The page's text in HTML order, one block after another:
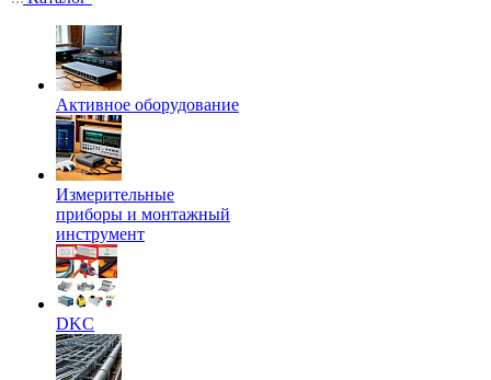
Активное оборудование
Измерительные
приборы и монтажный
инструмент
DKC